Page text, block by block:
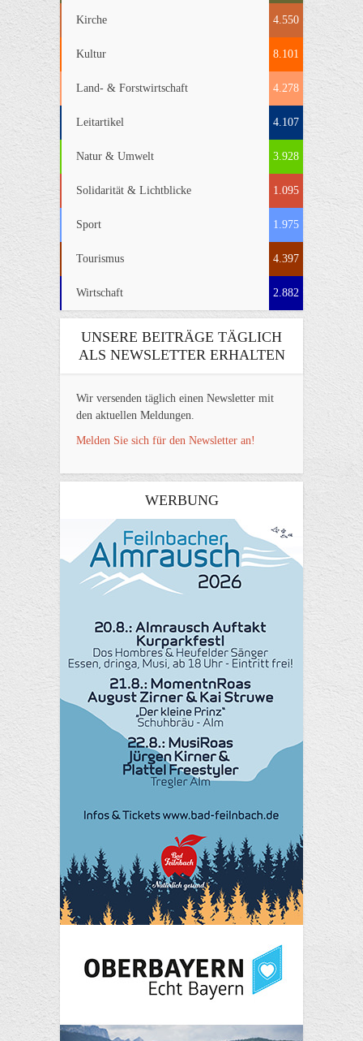
Kirche 4.550
Kultur 8.101
Land- & Forstwirtschaft 4.278
Leitartikel 4.107
Natur & Umwelt 3.928
Solidarität & Lichtblicke 1.095
Sport 1.975
Tourismus 4.397
Wirtschaft 2.882
UNSERE BEITRÄGE TÄGLICH
ALS NEWSLETTER ERHALTEN
Wir versenden täglich einen Newsletter mit
den aktuellen Meldungen.
Melden Sie sich für den Newsletter an!
WERBUNG